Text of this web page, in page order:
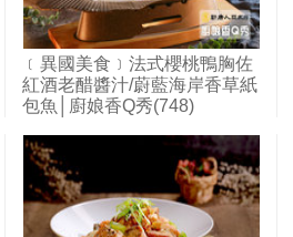
﹝異國美食﹞法式櫻桃鴨胸佐
紅酒老醋醬汁/蔚藍海岸香草紙
包魚│廚娘香Q秀(748)